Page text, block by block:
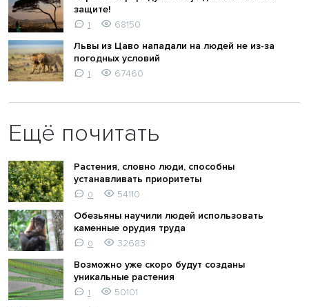
защите!
1
68150
Львы из Цаво нападали на людей не из-за
погодных условий
1 67460
Ещё почитать
Растения, словно люди, способны
устанавливать приоритеты
0
54110
Обезьяны научили людей использовать
каменные орудия труда
0
32683
Возможно уже скоро будут созданы
уникальные растения
1
50101